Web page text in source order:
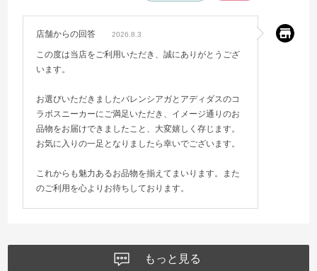
店舗からの回答 2026.8.3
この度は当店をご利用いただき、誠にありがとうござ
います。
お選びいただきましたバレンシアガとアディダスのコ
ラボスニーカーにご満足いただき、イメージ通りのお
品物をお届けできましたこと、大変嬉しく存じます。
お気に入りの一足となりましたら幸いでございます。
これからも魅力あるお品物を揃えてまいります。また
のご利用を心よりお待ちしております。
もっと見る